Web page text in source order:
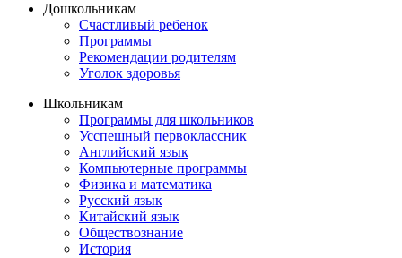
Дошкольникам
Счастливый ребенок
Программы
Рекомендации родителям
Уголок здоровья
Школьникам
Программы для школьников
Усспешный первоклассник
Английский язык
Компьютерные программы
Физика и математика
Русский язык
Китайский язык
Обществознание
История